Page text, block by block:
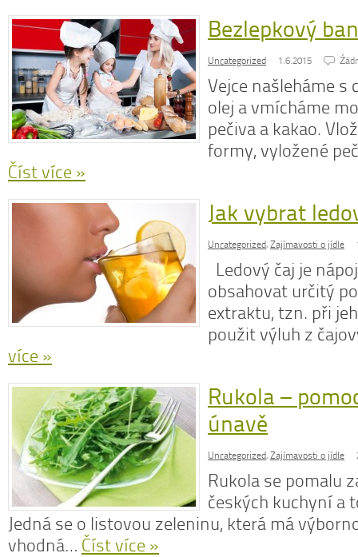
Bezlepkový
Uncategorized 1.6.2015
Vejce našleháme s
olej a vmícháme
pečiva a kakao.
formy, vyložené
Číst více »
Jak vybrat
Uncategorized, Zajímavosti o jídle
Ledový čaj je
obsahovat určitý
extraktu, tzn. při
použit výluh z
více »
Rukola –
únavě
Uncategorized, Zajímavosti o jídle
Rukola se pomalu
českých kuchyní a
Jedná se o listovou zeleninu, která má
vhodná… Číst více »